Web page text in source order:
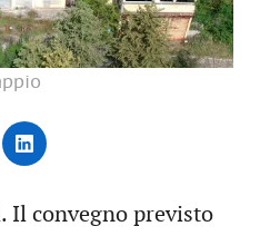
Il convegno previsto